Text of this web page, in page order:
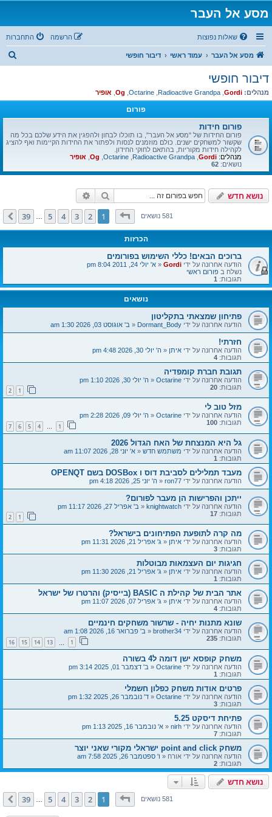
מסע אל העבר
שאלות נפוצות התחברות הרשמה
מסע אל העבר עמוד ראשי דיבור חופשי
ח
דיבור חופשי
מנהלים: Gordi
,
Radioactive Grandpa
,
Octarine
,
Og
, אופיר
פורום
פורום חידות
פורום החידות של "מסע אל העבר", בו תוכלו לבחון ולהפגין את הידע שלכם בכל מה
שקשור למשחקים ישנים. כולם מוזמנים לנסות ולפתור את החידות הקיימות ואף להציג
לקהילה חידות מקוריות, בהתאם לחוקי החידון.
מנהלים: Gordi
,
Radioactive Grandpa
,
Octarine
,
Og
, אופיר
נושאים: 62
נושא חדש חיפוש
581 נושאיםדף1מתוך39
1
2
3
4
5
39 הבא
הכרזות
ברוכים הבאים! כללי השימוש בפורומים
הודעה אחרונה על ידי Gordi
«א' יולי 24, 2011 8:04 pm
נשלח בפורום ראשי
תגובות: 1
נושאים
פתיחון שמצאתי בתקליטון
הודעה אחרונה על ידי Dormant_Body
«ב' אוגוסט 03, 2026 1:30 am
חזרתי!
הודעה אחרונה על ידי איתן«ה' יולי 30, 2026 4:48 pm
תגובות: 4
תגובת חברת קומפדיה
הודעה אחרונה על ידי Octarine
«ה' יולי 30, 2026 1:10 pm
תגובות: 20
2
מזל טוב לי
הודעה אחרונה על ידי Octarine
«ה' יולי 09, 2026 2:28 pm
תגובות: 100
…
4
5
6
7
גל היא המנצחת של האח הגדול 2026
הודעה אחרונה על ידי משתמש חדש«א' יוני 28, 2026 11:07 am
תגובות: 1
מעבד תמלילים לסביבת דוס ו DOSBox בשם OPENQT
הודעה אחרונה על ידי ron77
«ה' יוני 25, 2026 4:18 pm
ייתכן והפרישות הן מעבר לפורום?
הודעה אחרונה על ידי knightwatch
«ב' אפריל 27, 2026 11:17 pm
תגובות: 17
2
מה קרה לתופעת הפתיחונים בישראל?
הודעה אחרונה על ידי איתן«ג' אפריל 21, 2026 11:31 pm
תגובות: 3
חגיגות יום העצמאות מבוטלות
הודעה אחרונה על ידי איתן«ג' אפריל 21, 2026 11:30 pm
תגובות: 1
אתר הבית של קהילת ה BASIC (בייסיק) והרטרו של ישראל
הודעה אחרונה על ידי איתן«ג' אפריל 07, 2026 11:07 pm
תגובות: 4
שונא מתנות יחיה - שרשור משחקים חינמיים
הודעה אחרונה על ידי brother34
«ב' פברואר 16, 2026 1:08 am
תגובות: 235
13
14
15
16
משחק קופסא ישן דומה ל4 בשורה
הודעה אחרונה על ידי Octarine
«ב' דצמבר 01, 2025 3:14 pm
תגובות: 1
פרטים אודות משחק כפלון חשמלי
הודעה אחרונה על ידי Octarine
«ד' נובמבר 26, 2025 1:32 pm
תגובות: 3
פתיחת דיסקט 5.25
הודעה אחרונה על ידי nirh
«א' נובמבר 16, 2025 1:13 pm
תגובות: 7
משחק point and click ישראלי מקורי שאני יוצר
הודעה אחרונה על ידי אורח«ו' ספטמבר 26, 2025 7:58 am
תגובות: 2
נושא חדש
581 נושאיםדף1מתוך39
1
2
3
4
5
39 הבא